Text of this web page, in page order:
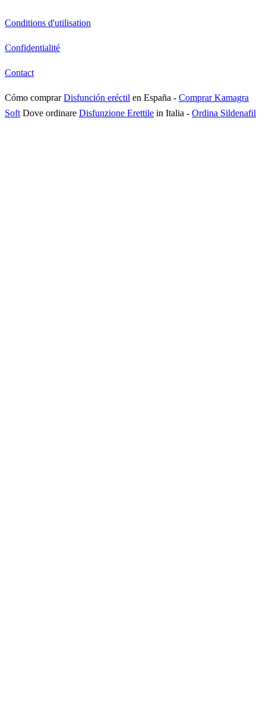
Conditions d'utilisation
Confidentialité
Contact
Cómo comprarDisfunción eréctil en España - Comprar Kamagra
Soft Dove ordinare Disfunzione Erettile in Italia - Ordina Sildenafil